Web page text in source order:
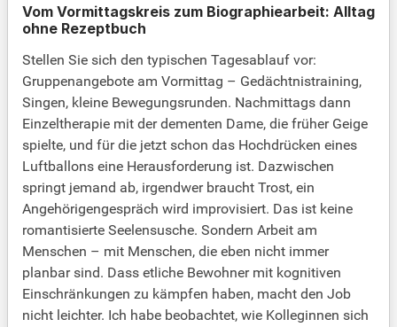
Vom Vormittagskreis zum Biographiearbeit: Alltag
ohne Rezeptbuch
Stellen Sie sich den typischen Tagesablauf vor:
Gruppenangebote am Vormittag – Gedächtnistraining,
Singen, kleine Bewegungsrunden. Nachmittags dann
Einzeltherapie mit der dementen Dame, die früher Geige
spielte, und für die jetzt schon das Hochdrücken eines
Luftballons eine Herausforderung ist. Dazwischen
springt jemand ab, irgendwer braucht Trost, ein
Angehörigengespräch wird improvisiert. Das ist keine
romantisierte Seelensusche. Sondern Arbeit am
Menschen – mit Menschen, die eben nicht immer
planbar sind. Dass etliche Bewohner mit kognitiven
Einschränkungen zu kämpfen haben, macht den Job
nicht leichter. Ich habe beobachtet, wie Kolleginnen sich